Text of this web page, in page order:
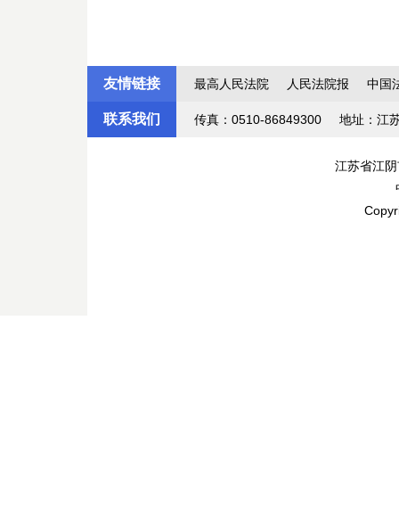
友情链接 最高人民法院 人民法院报 中国
联系我们 传真：0510-86849300 地址：江
江苏省江